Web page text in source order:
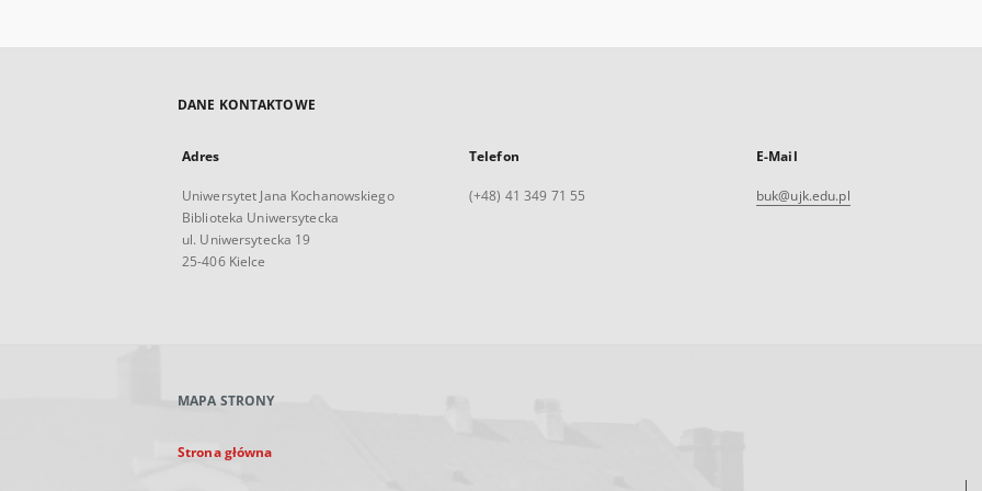
DANE KONTAKTOWE
Adres
Uniwersytet Jana Kochanowskiego
Biblioteka Uniwersytecka
ul. Uniwersytecka 19
25-406 Kielce
Telefon
(+48) 41 349 71 55
E-Mail
buk@ujk.edu.pl
MAPA STRONY
Strona główna